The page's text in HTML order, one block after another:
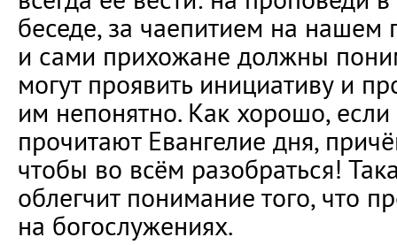
беседе, за чаепитием на нашем
и сами прихожане должны
могут проявить инициативу и
им непонятно. Как хорошо,
прочитают Евангелие дня,
чтобы во всём разобраться!
облегчит понимание того, что
на богослужениях.